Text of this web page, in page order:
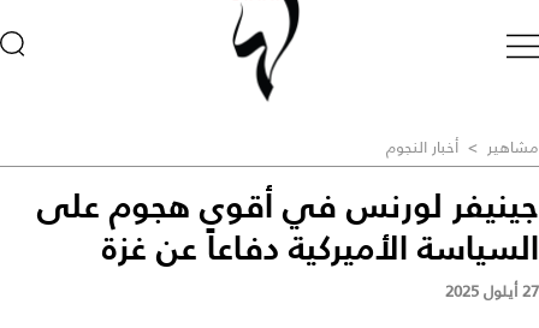
مشاهير > أخبار النجوم
جينيفر لورنس في أقوى هجوم على
السياسة الأميركية دفاعاً عن غزة
27 أيلول 2025